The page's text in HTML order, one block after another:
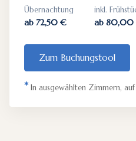
Übernachtung
ab 72,50 €
inkl.
ab 80,00
Zum Buchungstool
* In ausgewählten Zimmern,